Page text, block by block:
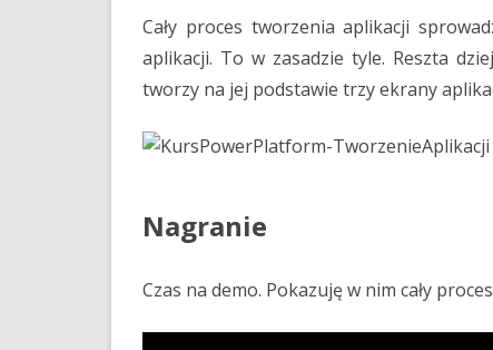
Cały proces tworzenia aplikacji
aplikacji. To w zasadzie tyle. Reszta
tworzy na jej podstawie trzy ekrany
Nagranie
Czas na demo. Pokazuję w nim cały